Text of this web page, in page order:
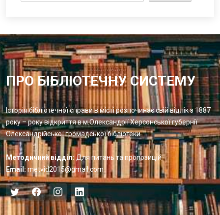
ПРО БІБЛІОТЕЧНУ СИСТЕМУ
Історія бібліотечної справи в місті розпочинає свій відлік з 1887
року – року відкриття в м.Олександрії Херсонської губернії
Олександрійської громадської бібліотеки
Методичний відділ: Для питань та пропозицій
Email: metvid2015@gmail.com